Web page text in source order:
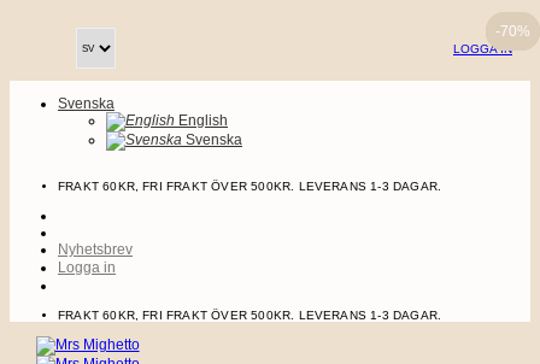
LOGGA IN
Svenska
English
Svenska
FRAKT 60KR, FRI FRAKT ÖVER 500KR. LEVERANS 1-3 DAGAR.
Nyhetsbrev
Logga in
FRAKT 60KR, FRI FRAKT ÖVER 500KR. LEVERANS 1-3 DAGAR.
-70%
-70%
-70%
-70%
-70%
-70%
-70%
-70%